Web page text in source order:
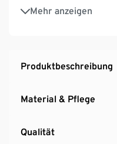
Mehr anzeigen
Mit Elasthan:
Tragekomfort
Produktbeschreibung
Material & Pflege
Qualität